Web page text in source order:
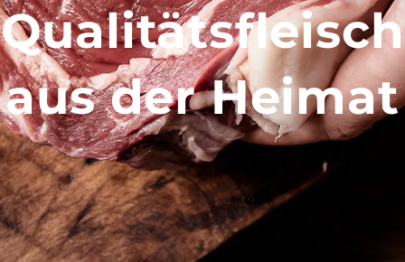
Qualitätsfleisch
aus der Heimat